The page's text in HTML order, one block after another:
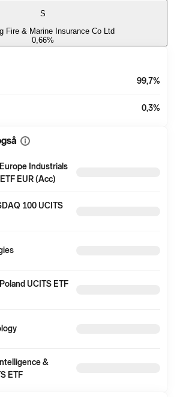
S
Fire & Marine Insurance Co Ltd
0,66%
99,7%
0,3%
Vis
informasjon
Industrials
EUR (Acc)
100 UCITS
UCITS ETF
&
ETF